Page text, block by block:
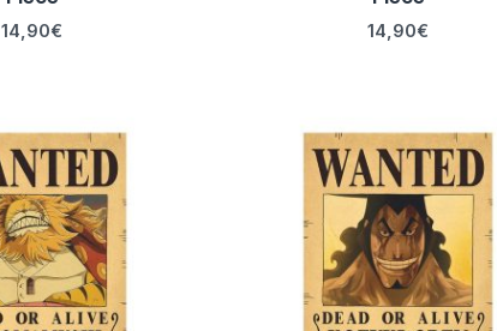
14,90€ 14,90€